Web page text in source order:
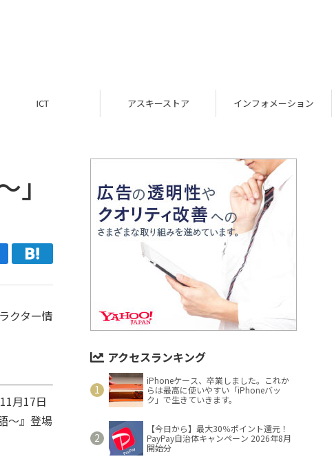
アスキーストア インフォメーション TOP
クター情
月17日
～』登場
アクセスランキング
iPhoneケース、卒業しました。これか
らは最高に使いやすい「iPhoneバッ
ク」で生きていきます。
【今日から】最大30％ポイント還元！
PayPay自治体キャンペーン 2026年8月
開始分